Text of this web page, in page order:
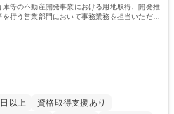
等の不動産開発事業における用地取得、開発推
行う営業部門において事務業務を担当いただき
以上
資格取得支援あり